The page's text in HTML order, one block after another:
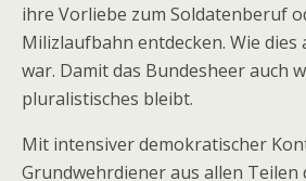
ihre Vorliebe zum Soldatenberuf
Milizlaufbahn entdecken. Wie dies
war. Damit das Bundesheer auch
pluralistisches bleibt.
Mit intensiver demokratischer
Grundwehrdiener aus allen Teilen